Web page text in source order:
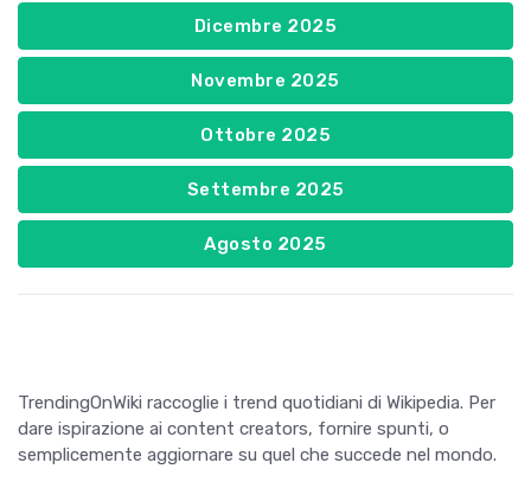
Dicembre 2025
Novembre 2025
Ottobre 2025
Settembre 2025
Agosto 2025
TrendingOnWiki raccoglie i trend quotidiani di Wikipedia. Per
dare ispirazione ai content creators, fornire spunti, o
semplicemente aggiornare su quel che succede nel mondo.